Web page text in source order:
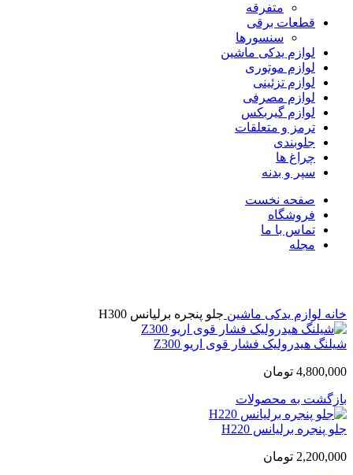
متفرقه
قطعات برقی
سنسورها
لوازم یدکی ماشین
لوازم موتوری
لوازم تزئینی
لوازم مصرفی
لوازم گیربکس
ترمز و متعلقات
جلوبندی
چراغ ها
سپر و بدنه
صفحه نخست
فروشگاه
تماس با ما
مجله
خانه لوازم یدکی ماشین جلو پنجره برلیانس H300
شیلنگ هیدرولیک فشار قوی اریو Z300
4,800,000 تومان
بازگشت به محصولات
جلو پنجره برلیانس H220
2,200,000 تومان